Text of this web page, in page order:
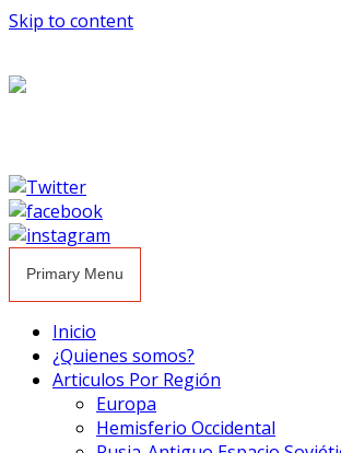
Skip to content
Primary Menu
Inicio
¿Quienes somos?
Articulos Por Región
Europa
Hemisferio Occidental